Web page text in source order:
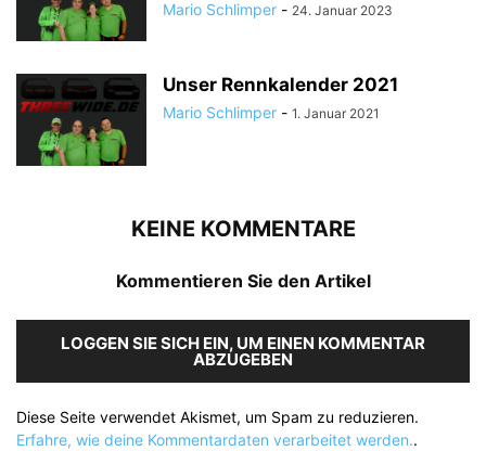
Mario Schlimper - 24. Januar 2023
Unser Rennkalender 2021
Mario Schlimper - 1. Januar 2021
KEINE KOMMENTARE
Kommentieren Sie den Artikel
LOGGEN SIE SICH EIN, UM EINEN KOMMENTAR
ABZUGEBEN
Diese Seite verwendet Akismet, um Spam zu reduzieren.
Erfahre, wie deine Kommentardaten verarbeitet werden..